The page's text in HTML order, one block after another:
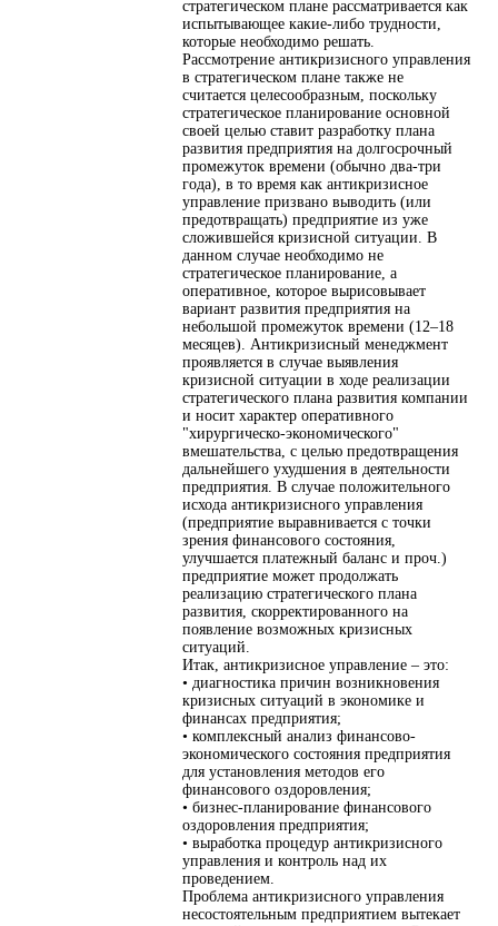
стратегическом плане рассматривается как
испытывающее какие-либо трудности,
которые необходимо решать.
Рассмотрение антикризисного управления
в стратегическом плане также не
считается целесообразным, поскольку
стратегическое планирование основной
своей целью ставит разработку плана
развития предприятия на долгосрочный
промежуток времени (обычно два-три
года), в то время как антикризисное
управление призвано выводить (или
предотвращать) предприятие из уже
сложившейся кризисной ситуации. В
данном случае необходимо не
стратегическое планирование, а
оперативное, которое вырисовывает
вариант развития предприятия на
небольшой промежуток времени (12–18
месяцев). Антикризисный менеджмент
проявляется в случае выявления
кризисной ситуации в ходе реализации
стратегического плана развития компании
и носит характер оперативного
"хирургическо-экономического"
вмешательства, с целью предотвращения
дальнейшего ухудшения в деятельности
предприятия. В случае положительного
исхода антикризисного управления
(предприятие выравнивается с точки
зрения финансового состояния,
улучшается платежный баланс и проч.)
предприятие может продолжать
реализацию стратегического плана
развития, скорректированного на
появление возможных кризисных
ситуаций.
Итак, антикризисное управление – это:
• диагностика причин возникновения
кризисных ситуаций в экономике и
финансах предприятия;
• комплексный анализ финансово-
экономического состояния предприятия
для установления методов его
финансового оздоровления;
• бизнес-планирование финансового
оздоровления предприятия;
• выработка процедур антикризисного
управления и контроль над их
проведением.
Проблема антикризисного управления
несостоятельным предприятием вытекает